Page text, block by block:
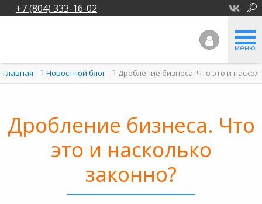
+7 (804) 333-16-02
меню
Главная Новостной блог Дробление бизнеса. Что это и
Дробление бизнеса. Что
это и насколько
законно?